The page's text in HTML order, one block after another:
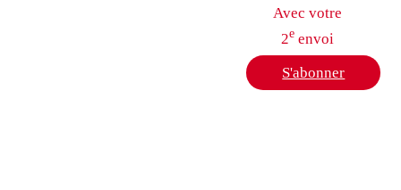
Avec votre
2e envoi
S'abonner